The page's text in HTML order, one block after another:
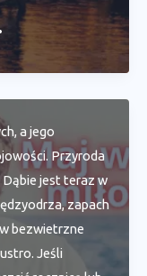
a jego
Przyroda
Dąbie jest teraz w
zapach
bezwietrzne
Jeśli